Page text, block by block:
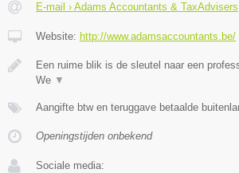
E-mail › Adams Accountants & TaxAdvisers
Website: http://www.adamsaccountants.be/
Een ruime blik is de sleutel naar een
We ▼
Aangifte btw en teruggave betaalde
Openingstijden onbekend
Sociale media: